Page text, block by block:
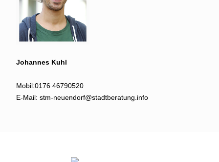
Johannes Kuhl
Mobil:0176 46790520
E-Mail: stm-neuendorf@stadtberatung.info